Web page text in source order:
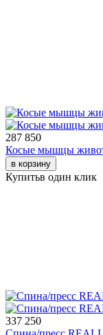
287 850
Косые мышцы
в корзину
Купитьв один клик
337 250